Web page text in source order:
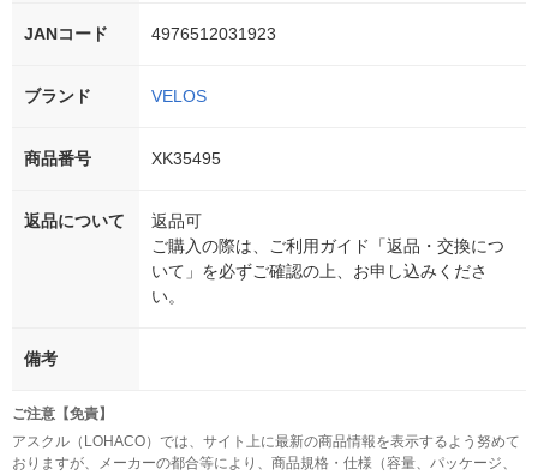
JANコード 4976512031923
ブランド VELOS
商品番号 XK35495
返品について
返品可
ご購入の際は、ご利用ガイド「返品・交換につ
いて」を必ずご確認の上、お申し込みくださ
い。
備考
ご注意【免責】
アスクル（LOHACO）では、サイト上に最新の商品情報を表示するよう努めて
おりますが、メーカーの都合等により、商品規格・仕様（容量、パッケージ、